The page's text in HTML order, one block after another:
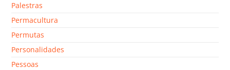
Palestras
Permacultura
Permutas
Personalidades
Pessoas